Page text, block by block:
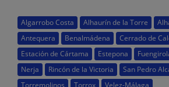
Algarrobo Costa Alhaurín de la Torre
Antequera
Benalmádena Cerrado de
Estación de Cártama
Estepona
Nerja
Rincón de la Victoria San Pedro